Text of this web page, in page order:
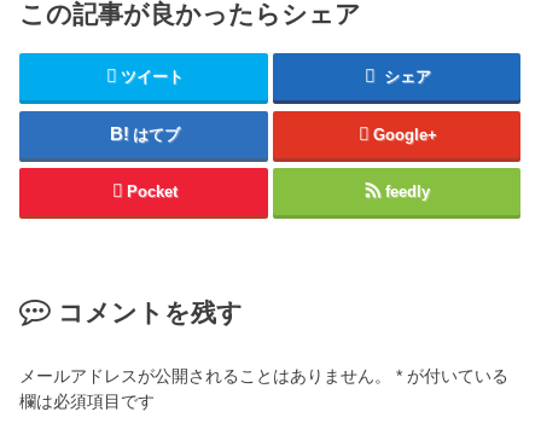
この記事が良かったらシェア
ツイート シェア
はてブ Google+
Pocket feedly
コメントを残す
メールアドレスが公開されることはありません。 * が付いている
欄は必須項目です